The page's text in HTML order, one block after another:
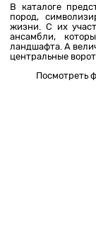
В каталоге
пород,
жизни. С их
ансамбли,
ландшафта. А
центральные
Посмотреть